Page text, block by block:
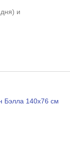
дня) и
Бэлла 140х76 см